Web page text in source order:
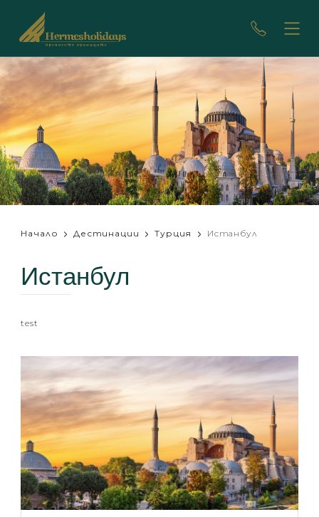
Начало Дестинации Турция Истанбул
Истанбул
test